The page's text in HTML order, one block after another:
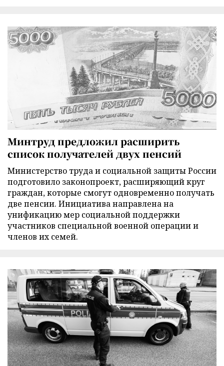
Минтруд предложил расширить
список получателей двух пенсий
Министерство труда и социальной защиты России
подготовило законопроект, расширяющий круг
граждан, которые смогут одновременно получать
две пенсии. Инициатива направлена на
унификацию мер социальной поддержки
участников специальной военной операции и
членов их семей.